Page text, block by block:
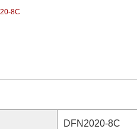
8C
DFN2020-8C